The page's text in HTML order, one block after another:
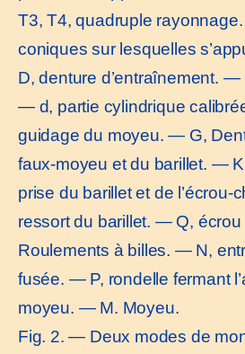
T3, T4, quadruple
coniques sur lesquelles
D, denture d’entraînement.
— d, partie cylindrique
guidage du moyeu. — G,
faux-moyeu et du barillet. —
prise du barillet et de
ressort du barillet. — Q,
Roulements à billes. — N,
fusée. — P, rondelle fermant
moyeu. — M. Moyeu.
Fig. 2. — Deux modes de